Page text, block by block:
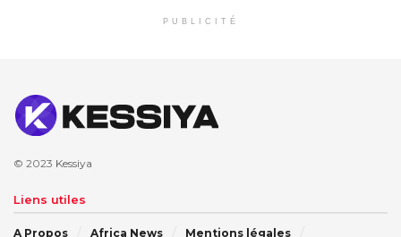
PUBLICITÉ
© 2023 Kessiya
Liens utiles
A Propos Africa News Mentions légales